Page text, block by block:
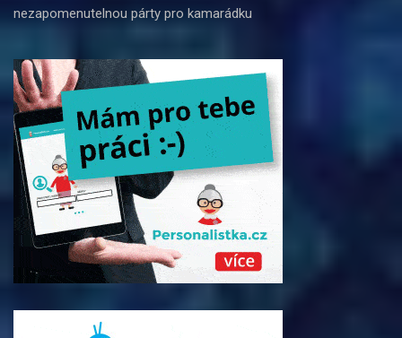
nezapomenutelnou párty pro kamarádku